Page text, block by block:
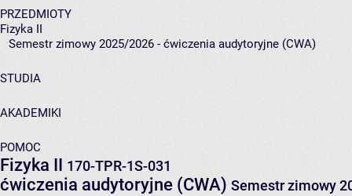
PRZEDMIOTY
Fizyka II
Semestr zimowy 2025/2026 - ćwiczenia audytoryjne (CWA)
STUDIA
AKADEMIKI
POMOC
Fizyka II 170-TPR-1S-031
ćwiczenia audytoryjne (CWA) Semestr zimowy